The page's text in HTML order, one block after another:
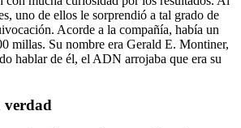
uno de ellos le sorprendió a tal grado de
Acorde a la compañía, había un
millas. Su nombre era Gerald E. Montiner,
hablar de él, el ADN arrojaba que era su
verdad